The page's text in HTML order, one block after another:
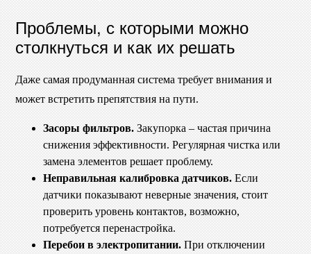
Проблемы, с которыми можно
столкнуться и как их решать
Даже самая продуманная система требует внимания и
может встретить препятствия на пути.
Засоры фильтров. Закупорка – частая причина
снижения эффективности. Регулярная чистка или
замена элементов решает проблему.
Неправильная калибровка датчиков. Если
датчики показывают неверные значения, стоит
проверить уровень контактов, возможно,
потребуется перенастройка.
Перебои в электропитании. При отключении